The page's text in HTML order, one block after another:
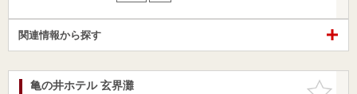
関連情報から探す
お気に入
亀の井ホテル 玄界灘